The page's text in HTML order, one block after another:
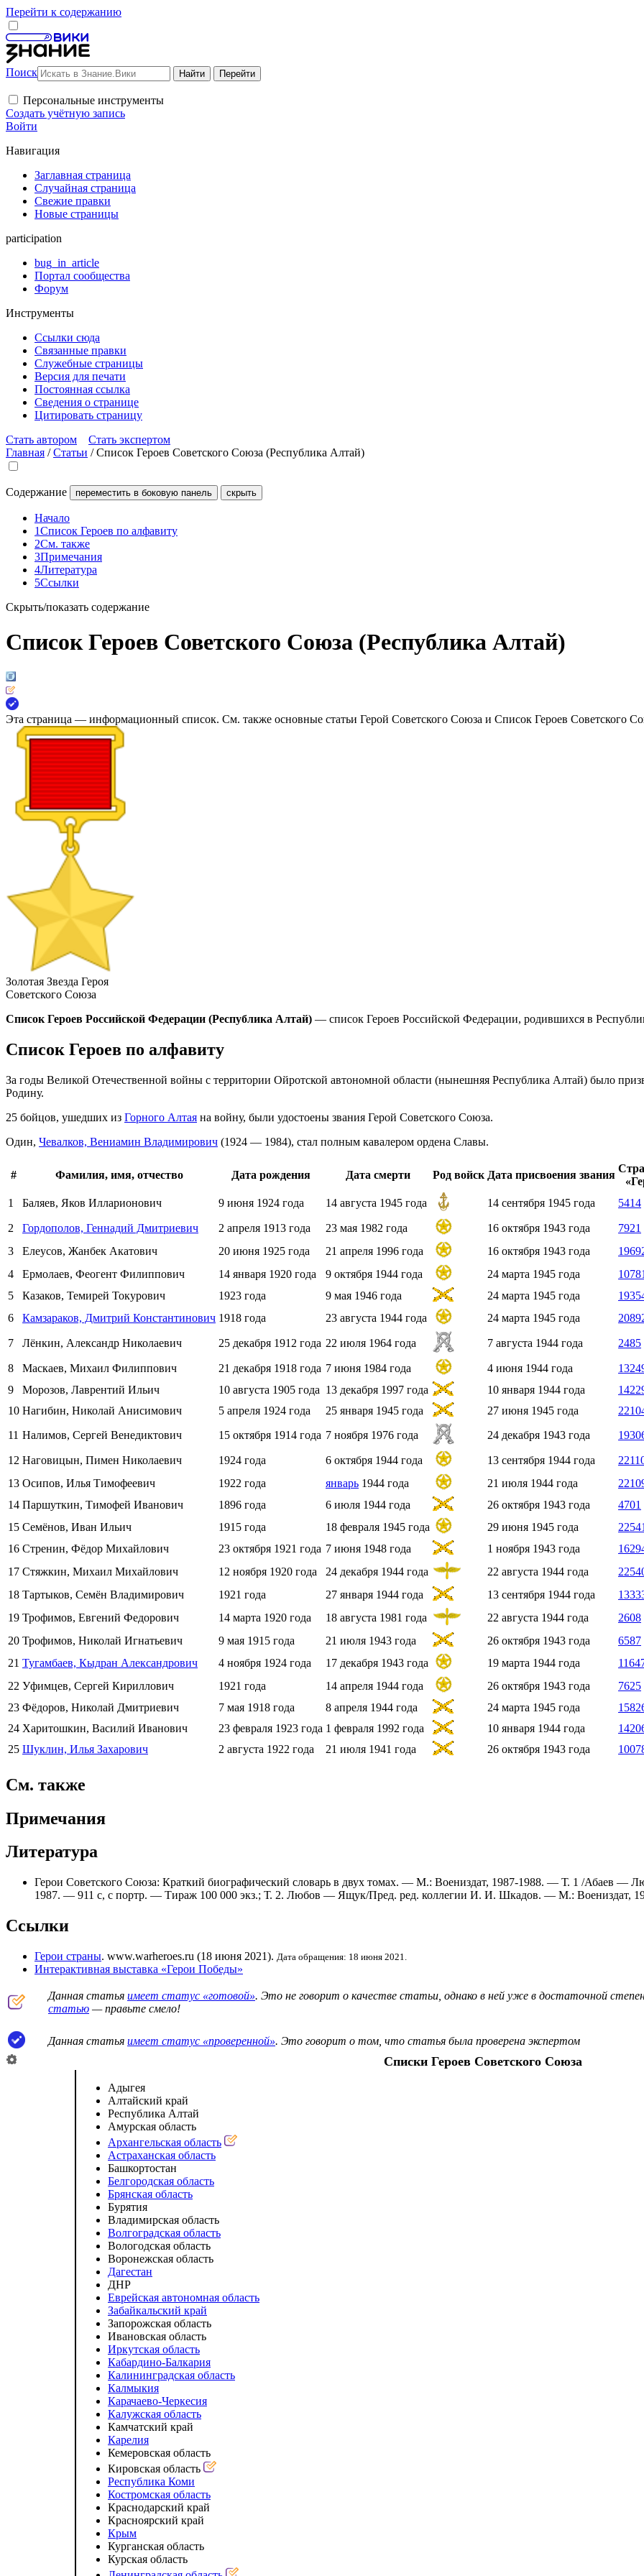
Перейти к содержанию
Поиск
Персональные инструменты
Создать учётную запись
Войти
Навигация
Заглавная страница
Случайная страница
Свежие правки
Новые страницы
participation
bug_in_article
Портал сообщества
Форум
Инструменты
Ссылки сюда
Связанные правки
Служебные страницы
Версия для печати
Постоянная ссылка
Сведения о странице
Цитировать страницу
Стать автором
Стать экспертом
Главная /Статьи /Список Героев Советского Союза (Республика Алтай)
Содержание переместить в боковую панель скрыть
Начало
1Список Героев по алфавиту
2См. также
3Примечания
4Литература
5Ссылки
Скрыть/показать содержание
Список Героев Советского Союза (Республика Алтай)
Эта страница — информационный список. См. также основные статьи Герой Советского Союза и Список Героев Советского
Золотая Звезда Героя
Советского Союза
Список Героев Российской Федерации (Республика Алтай) — список Героев Российской Федерации, родившихся в
Список Героев по алфавиту
За годы Великой Отечественной войны с территории Ойротской автономной области (нынешняя Республика Алтай) было
Родину.
25 бойцов, ушедших из Горного Алтая на войну, были удостоены звания Герой Советского Союза.
Один, Чевалков, Вениамин Владимирович (1924 — 1984), стал полным кавалером ордена Славы.
# Фамилия, имя, отчество Дата рождения Дата смерти Род войск Дата присвоения звания
«
1 Баляев, Яков Илларионович 9 июня 1924 года 14 августа 1945 года 14 сентября 1945 года 5414
2 Гордополов, Геннадий Дмитриевич 2 апреля 1913 года 23 мая 1982 года 16 октября 1943 года
7921
3
Елеусов, Жанбек Акатович 20 июня 1925 года 21 апреля 1996 года 16 октября 1943 года
4
Ермолаев, Феогент Филиппович 14 января 1920 года 9 октября 1944 года 24 марта 1945 года 10781
5
Казаков, Темирей Токурович 1923 года 9 мая 1946 года 24 марта 1945 года
6
Камзараков, Дмитрий Константинович 1918 года 23 августа 1944 года 24 марта 1945 года
7 Лёнкин, Александр Николаевич 25 декабря 1912 года 22 июля 1964 года 7 августа 1944 года 2485
8 Маскаев, Михаил Филиппович 21 декабря 1918 года 7 июня 1984 года 4 июня 1944 года
9
Морозов, Лаврентий Ильич 10 августа 1905 года 13 декабря 1997 года 10 января 1944 года
10 Нагибин, Николай Анисимович 5 апреля 1924 года 25 января 1945 года 27 июня 1945 года
11 Налимов, Сергей Венедиктович 15 октября 1914 года 7 ноября 1976 года 24 декабря 1943 года
12 Наговицын, Пимен Николаевич 1924 года 6 октября 1944 года 13 сентября 1944 года
13 Осипов, Илья Тимофеевич 1922 года январь 1944 года 21 июля 1944 года
14 Паршуткин, Тимофей Иванович 1896 года 6 июля 1944 года 26 октября 1943 года
4701
15 Семёнов, Иван Ильич 1915 года 18 февраля 1945 года 29 июня 1945 года 22541
16 Стренин, Фёдор Михайлович 23 октября 1921 года 7 июня 1948 года 1 ноября 1943 года
17 Стяжкин, Михаил Михайлович 12 ноября 1920 года 24 декабря 1944 года 22 августа 1944 года
18 Тартыков, Семён Владимирович 1921 года 27 января 1944 года 13 сентября 1944 года
19 Трофимов, Евгений Федорович 14 марта 1920 года 18 августа 1981 года 22 августа 1944 года
2608
20 Трофимов, Николай Игнатьевич 9 мая 1915 года 21 июля 1943 года 26 октября 1943 года
6587
21 Тугамбаев, Кыдран Александрович 4 ноября 1924 года 17 декабря 1943 года 19 марта 1944 года
22 Уфимцев, Сергей Кириллович 1921 года 14 апреля 1944 года 26 октября 1943 года
7625
23 Фёдоров, Николай Дмитриевич 7 мая 1918 года 8 апреля 1944 года 24 марта 1945 года
24 Харитошкин, Василий Иванович 23 февраля 1923 года 1 февраля 1992 года 10 января 1944 года
25 Шуклин, Илья Захарович 2 августа 1922 года 21 июля 1941 года 26 октября 1943 года
См. также
Примечания
Литература
Герои Советского Союза: Краткий биографический словарь в двух томах. — М.: Воениздат, 1987-1988. — Т. 1 /Абаев
1987. — 911 с, с портр. — Тираж 100 000 экз.; Т. 2. Любов — Ящук/Пред. ред. коллегии И. И. Шкадов. — М.: Воениздат,
Ссылки
Герои страны. www.warheroes.ru (18 июня 2021). Дата обращения: 18 июня 2021.
Интерактивная выставка «Герои Победы»
Данная статья имеет статус «готовой». Это не говорит о качестве статьи , однако в ней уже в достаточной
статью — правьте смело!
Данная статья имеет статус «проверенной». Это говорит о том, что статья была проверена экспертом
Списки Героев Советского Союза
Адыгея
Алтайский край
Республика Алтай
Амурская область
Архангельская область
Астраханская область
Башкортостан
Белгородская область
Брянская область
Бурятия
Владимирская область
Волгоградская область
Вологодская область
Воронежская область
Дагестан
ДНР
Еврейская автономная область
Забайкальский край
Запорожская область
Ивановская область
Иркутская область
Кабардино-Балкария
Калининградская область
Калмыкия
Карачаево-Черкесия
Калужская область
Камчатский край
Карелия
Кемеровская область
Кировская область
Республика Коми
Костромская область
Краснодарский край
Красноярский край
Крым
Курганская область
Курская область